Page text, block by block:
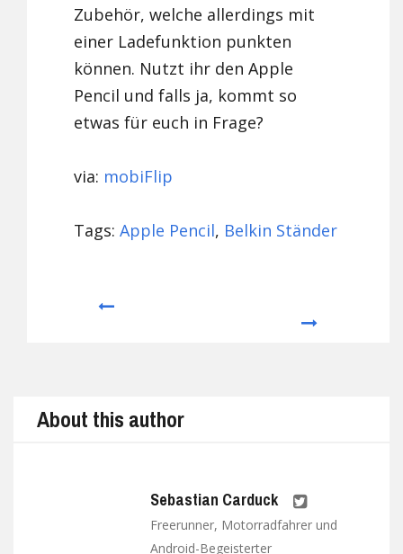
Zubehör, welche allerdings mit
einer Ladefunktion punkten
können. Nutzt ihr den Apple
Pencil und falls ja, kommt so
etwas für euch in Frage?
via: mobiFlip
Tags:Apple Pencil, Belkin Ständer
About this author
Sebastian Carduck
Freerunner, Motorradfahrer und
Android-Begeisterter